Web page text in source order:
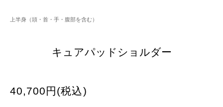
上半身（頭・首・手・腹部を含む）
キュアパッドショルダー
40,700円(税込)